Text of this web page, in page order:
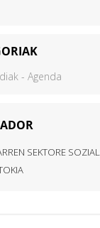
- Agenda
SEKTORE